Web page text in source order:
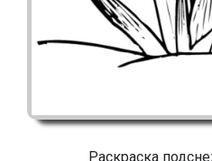
Раскраска